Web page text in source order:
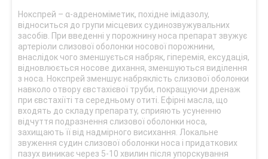
Нокспрей – α-адреноміметик, похідне імідазолу,
відноситься до групи місцевих судинозвужувальних
засобів. При введенні у порожнину носа препарат звужує
артеріоли слизової оболонки носової порожнини,
внаслідок чого зменшується набряк, гіперемія, ексудація,
відновлюється носове дихання, зменшуються виділення
з носа. Нокспрей зменшує набряклість слизової оболонки
навколо отвору євстахієвої труби, покращуючи дренаж
при євстахіїті та середньому отиті. Ефірні масла, що
входять до складу препарату, сприяють усуненню
відчуття подразнення слизової оболонки носа,
захищають її від надмірного висихання. Локальне
звуження судин слизової оболонки носа і придаткових
пазух виникає через 5-10 хвилин після упорскування